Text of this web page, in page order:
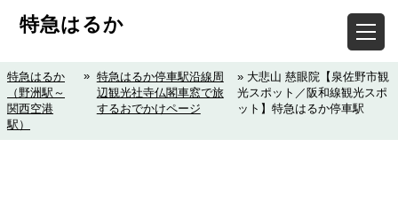
特急はるか
特急はるか
（野洲駅～
関西空港
駅）
» 特急はるか停車駅沿線周
辺観光社寺仏閣車窓で旅
するおでかけページ
» 大悲山 慈眼院【泉佐野市観
光スポット／阪和線観光スポ
ット】特急はるか停車駅